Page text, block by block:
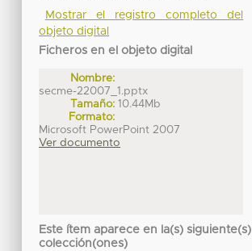
Mostrar el registro completo del
objeto digital
Ficheros en el objeto digital
Nombre:
secme-22007_1.pptx
Tamaño: 10.44Mb
Formato:
Microsoft PowerPoint 2007
Ver documento
Este ítem aparece en la(s) siguiente(s)
colección(ones)